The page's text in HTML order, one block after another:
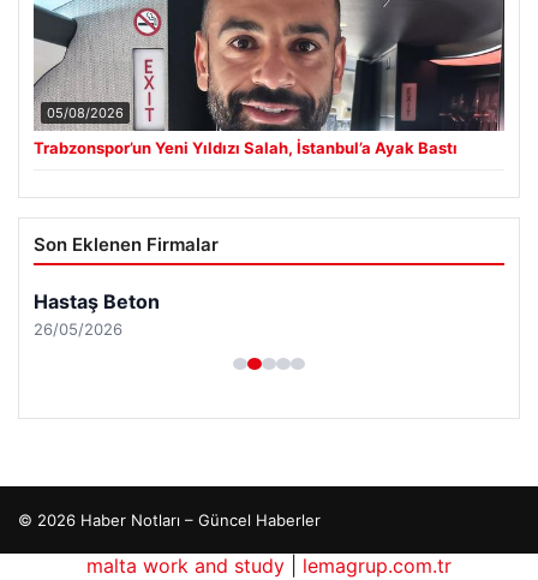
05/08/2026
Trabzonspor’un Yeni Yıldızı Salah, İstanbul’a Ayak Bastı
Son Eklenen Firmalar
Hastaş Beton
26/05/2026
© 2026 Haber Notları – Güncel Haberler
malta work and study
lemagrup.com.tr